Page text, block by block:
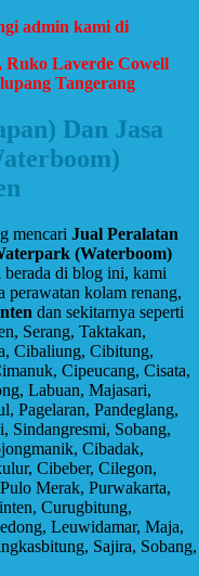
admin kami di
Ruko Laverde Cowell
Tangerang
Dan Jasa
mencari Jual Peralatan
(Waterboom)
berada di blog ini, kami
perawatan kolam renang,
dan sekitarnya seperti
Serang, Taktakan,
Cibaliung, Cibitung,
Cipeucang, Cisata,
Labuan, Majasari,
Pagelaran, Pandeglang,
Sindangresmi, Sobang,
Cibadak,
Cibeber, Cilegon,
Merak, Purwakarta,
Curugbitung,
Leuwidamar, Maja,
Sajira, Sobang,